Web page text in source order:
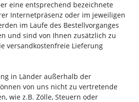
eine entsprechend bezeichnete
Internetpräsenz oder im jeweiligen
im Laufe des Bestellvorganges
und sind von Ihnen zusätzlich zu
versandkostenfreie Lieferung
in Länder außerhalb der
von uns nicht zu vertretende
wie z.B. Zölle, Steuern oder